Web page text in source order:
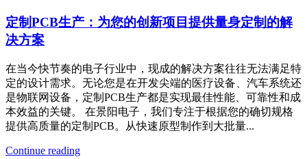
定制PCB生产：为您的创新项目提供量身定制的解
决方案
在当今快节奏的电子行业中，现成的解决方案往往无法满足特
定的设计需求。无论您是在开发尖端的医疗设备、汽车系统还
是物联网设备，定制PCB生产都是实现最佳性能、可靠性和成
本效益的关键。 在景阳电子，我们专注于根据您的确切规格
提供高质量的定制PCB。从快速原型制作到大批量...
Continue reading